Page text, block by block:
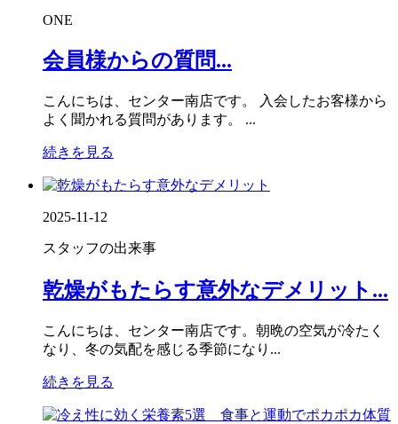
ONE
会員様からの質問...
こんにちは、センター南店です。 入会したお客様から
よく聞かれる質問があります。 ...
続きを見る
2025-11-12
スタッフの出来事
乾燥がもたらす意外なデメリット...
こんにちは、センター南店です。朝晩の空気が冷たく
なり、冬の気配を感じる季節になり...
続きを見る